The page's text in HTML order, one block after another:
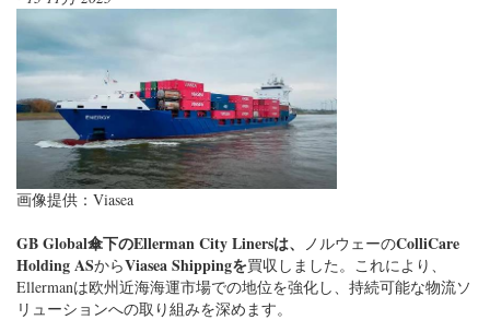
画像提供：Viasea
GB Global傘下のEllerman City Linersは、 ノルウェーのColliCare
Holding ASからViasea Shippingを買収しました。これにより、
Ellermanは欧州近海海運市場での地位を強化し、持続可能な物流ソ
リューションへの取り組みを深めます。